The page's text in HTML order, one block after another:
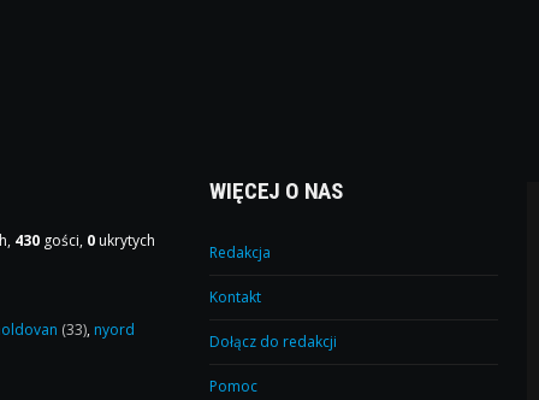
430 gości, 0 ukrytych
(33), nyord
WIĘCEJ O NAS
Redakcja
Kontakt
Dołącz do redakcji
Pomoc